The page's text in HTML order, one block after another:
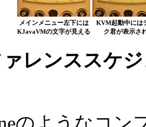
メインメニュー左下には
KJavaVMの文字が見える
KVM起動中には
ク君が表示さ
レンススケ
のようなコン